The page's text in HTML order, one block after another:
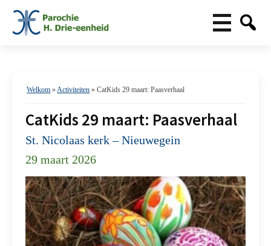
Welkom »Activiteiten »CatKids 29 maart: Paasverhaal
CatKids 29 maart: Paasverhaal
St. Nicolaas kerk – Nieuwegein
29 maart 2026